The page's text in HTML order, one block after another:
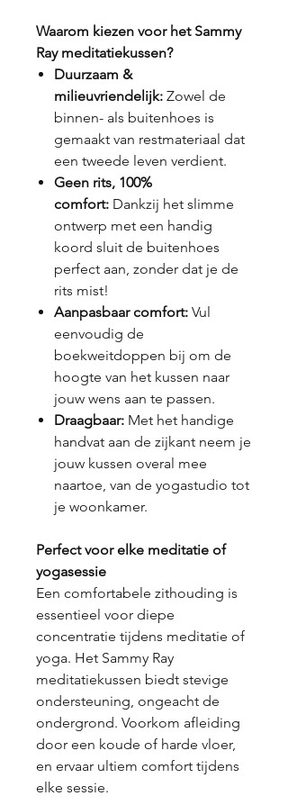
Waarom kiezen voor het Sammy
Ray meditatiekussen?
Duurzaam &
milieuvriendelijk: Zowel de
binnen- als buitenhoes is
gemaakt van restmateriaal dat
een tweede leven verdient.
Geen rits, 100%
comfort: Dankzij het slimme
ontwerp met een handig
koord sluit de buitenhoes
perfect aan, zonder dat je de
rits mist!
Aanpasbaar comfort: Vul
eenvoudig de
boekweitdoppen bij om de
hoogte van het kussen naar
jouw wens aan te passen.
Draagbaar: Met het handige
handvat aan de zijkant neem je
jouw kussen overal mee
naartoe, van de yogastudio tot
je woonkamer.
Perfect voor elke meditatie of
yogasessie
Een comfortabele zithouding is
essentieel voor diepe
concentratie tijdens meditatie of
yoga. Het Sammy Ray
meditatiekussen biedt stevige
ondersteuning, ongeacht de
ondergrond. Voorkom afleiding
door een koude of harde vloer,
en ervaar ultiem comfort tijdens
elke sessie.